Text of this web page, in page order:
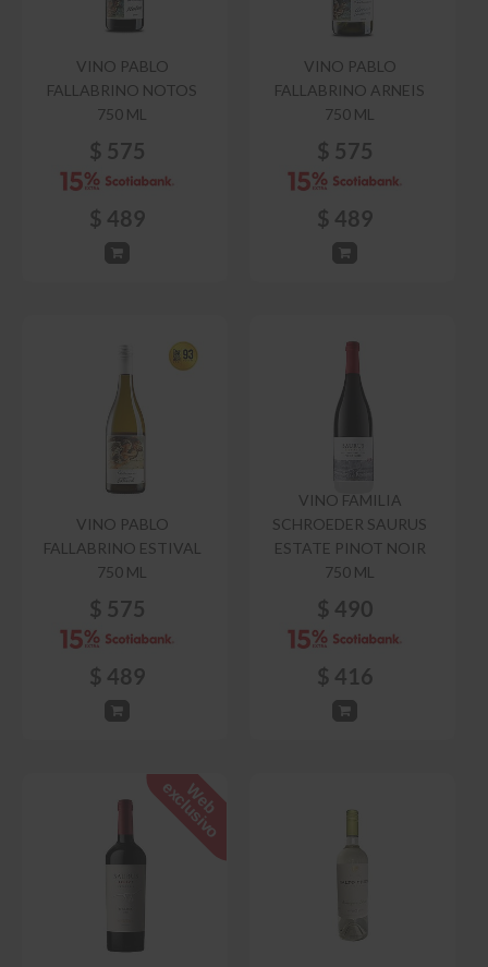
VINO PABLO
FALLABRINO NOTOS
750 ML
$ 575
$ 489
VINO PABLO
FALLABRINO ARNEIS
750 ML
$ 575
$ 489
VINO PABLO
FALLABRINO ESTIVAL
750 ML
$ 575
$ 489
VINO FAMILIA
SCHROEDER SAURUS
ESTATE PINOT NOIR
750 ML
$ 490
$ 416